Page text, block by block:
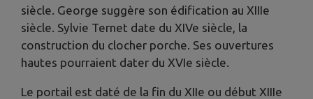
siècle. George suggère son édification au XIIIe
siècle. Sylvie Ternet date du XIVe siècle, la
construction du clocher porche. Ses ouvertures
hautes pourraient dater du XVIe siècle.
Le portail est daté de la fin du XIIe ou début XIIIe